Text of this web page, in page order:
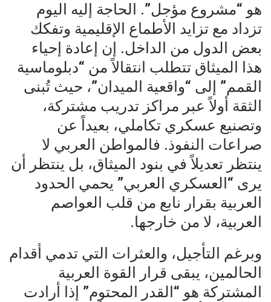
هو “مشروع مؤجل”. الحاجة إليه اليوم
تزداد مع تزايد الأطماع الإقليمية وتفكك
بعض الدول من الداخل. إن إعادة إحياء
هذا الميثاق تتطلب انتقالاً من “دبلوماسية
القمم” إلى “واقعية الميدان”، حيث تُبنى
الثقة أولاً عبر مراكز تدريب مشتركة،
وتصنيع عسكري تكاملي، بعيداً عن
صراعات النفوذ. فالمواطن العربي لا
ينتظر تعديلاً في بنود الميثاق، بل ينتظر أن
يرى “العسكري العربي” يحمي الحدود
العربية بقرار نابع من قلب العواصم
العربية، لا من خارجها.
وبرغم التأجيل، والعثرات التي تدمي أقدام
الحالمين، يبقى قرار القوة العربية
المشتركة هو “القدر المحتوم” إذا أرادت